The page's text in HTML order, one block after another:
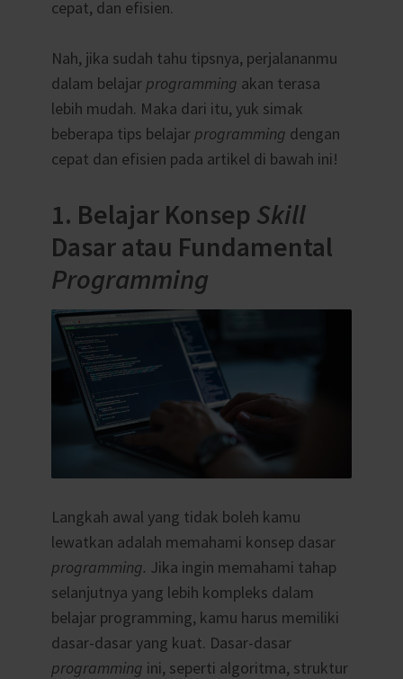
cepat, dan efisien.
Nah, jika sudah tahu tipsnya, perjalananmu
dalam belajar programming akan terasa
lebih mudah. Maka dari itu, yuk simak
beberapa tips belajar programming dengan
cepat dan efisien pada artikel di bawah ini!
1. Belajar Konsep Skill
Dasar atau Fundamental
Programming
Langkah awal yang tidak boleh kamu
lewatkan adalah memahami konsep dasar
programming. Jika ingin memahami tahap
selanjutnya yang lebih kompleks dalam
belajar programming, kamu harus memiliki
dasar-dasar yang kuat. Dasar-dasar
programming ini, seperti algoritma, struktur